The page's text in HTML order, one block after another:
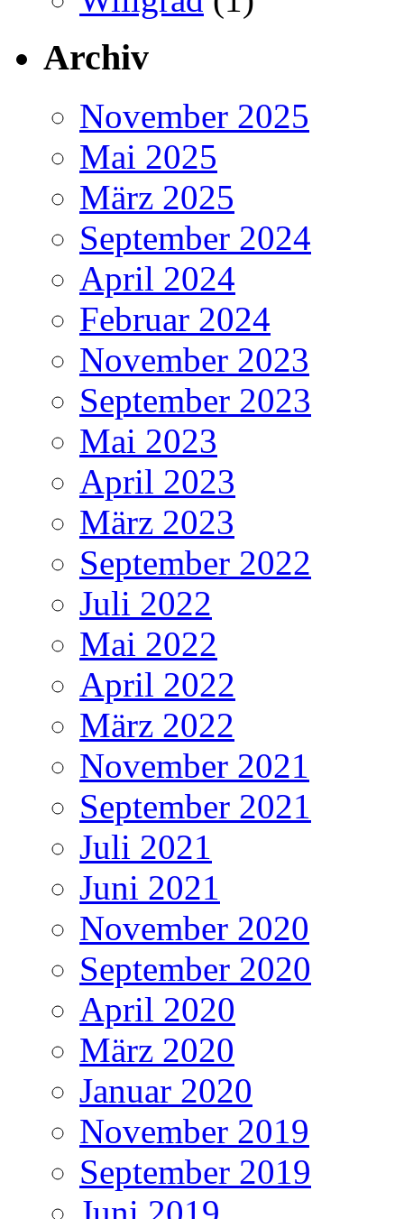
Archiv
November 2025
Mai 2025
März 2025
September 2024
April 2024
Februar 2024
November 2023
September 2023
Mai 2023
April 2023
März 2023
September 2022
Juli 2022
Mai 2022
April 2022
März 2022
November 2021
September 2021
Juli 2021
Juni 2021
November 2020
September 2020
April 2020
März 2020
Januar 2020
November 2019
September 2019